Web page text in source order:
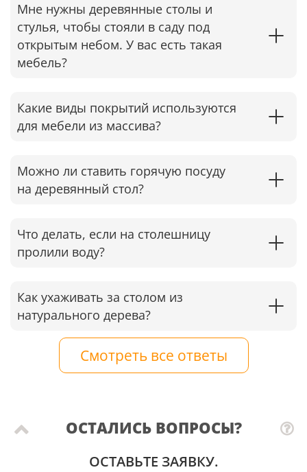
Мне нужны деревянные столы и
стулья, чтобы стояли в саду под
открытым небом. У вас есть такая
мебель?
Какие виды покрытий используются
для мебели из массива?
Можно ли ставить горячую посуду
на деревянный стол?
Что делать, если на столешницу
пролили воду?
Как ухаживать за столом из
натурального дерева?
Смотреть все ответы
ОСТАЛИСЬ ВОПРОСЫ?
ОСТАВЬТЕ ЗАЯВКУ.